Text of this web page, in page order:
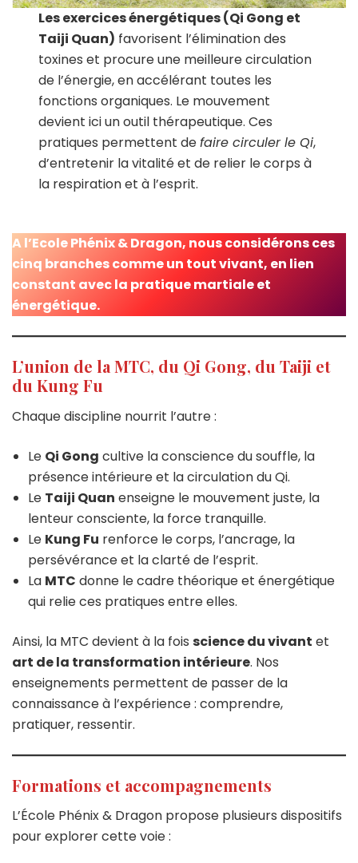
Les exercices énergétiques (Qi Gong et
Taiji Quan) favorisent l’élimination des
toxines et procure une meilleure circulation
de l’énergie, en accélérant toutes les
fonctions organiques. Le mouvement
devient ici un outil thérapeutique. Ces
pratiques permettent defaire circuler le Qi,
d’entretenir la vitalité et de relier le corps à
la respiration et à l’esprit.
A l’Ecole Phénix & Dragon, nous considérons ces
cinq branches comme un tout vivant, en lien
constant avec la pratique martiale et
énergétique.
L’union de la MTC, du Qi Gong, du Taiji et
du Kung Fu
Chaque discipline nourrit l’autre :
Le Qi Gong cultive la conscience du souffle, la
présence intérieure et la circulation du Qi.
Le Taiji Quan enseigne le mouvement juste, la
lenteur consciente, la force tranquille.
Le Kung Fu renforce le corps, l’ancrage, la
persévérance et la clarté de l’esprit.
La MTC donne le cadre théorique et énergétique
qui relie ces pratiques entre elles.
Ainsi, la MTC devient à la fois science du vivant et
art de la transformation intérieure. Nos
enseignements permettent de passer de la
connaissance à l’expérience : comprendre,
pratiquer, ressentir.
Formations et accompagnements
L’École Phénix & Dragon propose plusieurs dispositifs
pour explorer cette voie :